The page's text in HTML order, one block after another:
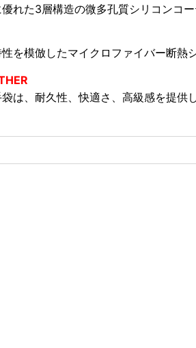
れた3層構造の微多孔質シリコンコ
を模倣したマイクロファイバー断熱
は、耐久性、快適さ、高級感を提供し